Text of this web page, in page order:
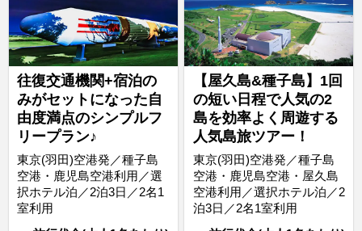
往復交通機関+宿泊の
みがセットになった自
由度満点のシンプルフ
リープラン♪
東京(羽田)空港発／種子島
空港・鹿児島空港利用／選
択ホテル泊／2泊3日／2名1
室利用
【屋久島&種子島】1回
の短い日程で人気の2
島を効率よく周遊する
人気島旅ツアー！
東京(羽田)空港発／種子島
空港・鹿児島空港・屋久島
空港利用／選択ホテル泊／2
泊3日／2名1室利用